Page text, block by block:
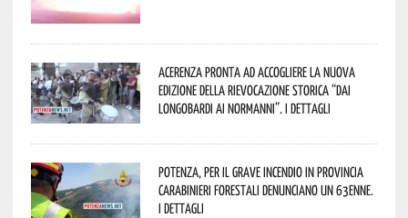
Acerenza pronta ad accogliere la nuova
edizione della rievocazione storica “Dai
Longobardi ai Normanni”. I dettagli
Potenza, per il grave incendio in Provincia
Carabinieri forestali denunciano un 63enne.
I dettagli